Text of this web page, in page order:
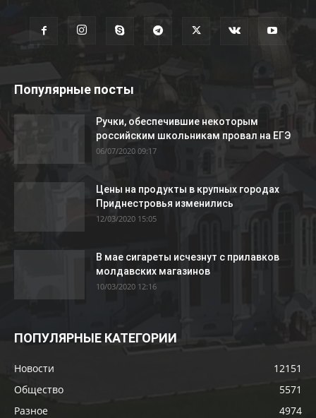
Популярные посты
Ручки, обеспечившие некоторым
российским школьникам провал на ЕГЭ
06/07/2020 09:17
Цены на продукты в крупных городах
Приднестровья изменились
12/03/2020 15:05
В мае сигареты исчезнут с прилавков
молдавских магазинов
10/03/2020 12:16
ПОПУЛЯРНЫЕ КАТЕГОРИИ
Новости
12151
Общество
5571
Разное
4974